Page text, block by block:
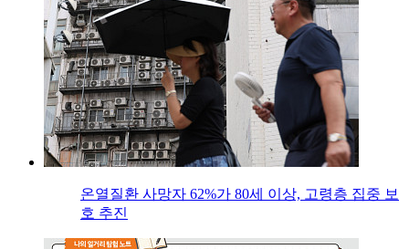
온열질환 사망자 62%가 80세 이상, 고령층 집중 보
호 추진